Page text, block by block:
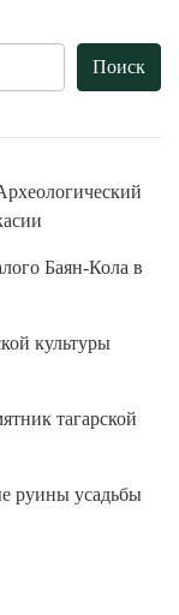
Баян-Кола в
культуры
тагарской
руины усадьбы